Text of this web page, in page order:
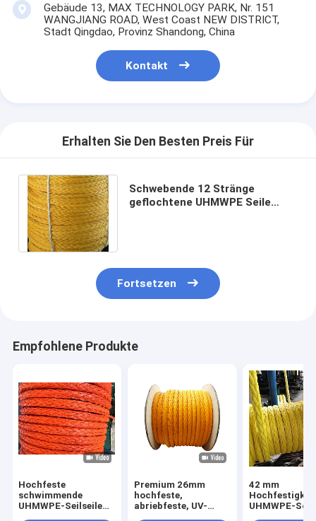
Gebäude 13, MAX TECHNOLOGY PARK, Nr. 151
WANGJIANG ROAD, West Coast NEW DISTRICT,
Stadt Qingdao, Provinz Shandong, China
Kontakt
Erhalten Sie Den Besten Preis Für
Schwebende 12 Stränge
geflochtene UHMWPE Seile
Fortsetzen
Empfohlene Produkte
Hochfeste
schwimmende
UHMWPE-Seilseile
Premium 26mm
hochfeste,
abriebfeste, UV-
42 mm
UHMWPE-